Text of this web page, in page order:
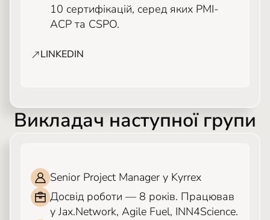
10 сертифікацій, серед яких PMI-
ACP та CSPO.
LINKEDIN
Викладач наступної групи
Senior Project Manager у Kyrrex
Досвід роботи — 8 років. Працював
у Jax.Network, Agile Fuel, INN4Science.